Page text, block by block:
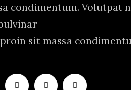
condimentum. Volutpat
sit massa